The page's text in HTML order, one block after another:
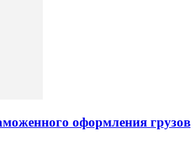
оформления грузов